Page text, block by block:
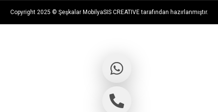
Copyright 2025 © Şeşkalar MobilyaSIS CREATIVE tarafından hazırlanmıştır.